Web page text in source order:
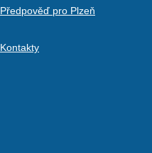
Předpověď pro Plzeň
Kontakty